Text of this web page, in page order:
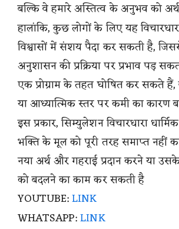
बल्कि वे हमारे अस्तित्व के अनुभव को
हालांकि, कुछ लोगों के लिए यह
विश्वासों में संशय पैदा कर सकती है,
अनुशासन की प्रक्रिया पर प्रभाव पड़
एक प्रोग्राम के तहत घोषित कर सकते हैं,
या आध्यात्मिक स्तर पर कमी का कारण
इस प्रकार, सिम्युलेशन विचारधारा
भक्ति के मूल को पूरी तरह समाप्त नहीं
नया अर्थ और गहराई प्रदान करने या उसके
को बदलने का काम कर सकती है
YOUTUBE:LINK
WHATSAPP:LINK